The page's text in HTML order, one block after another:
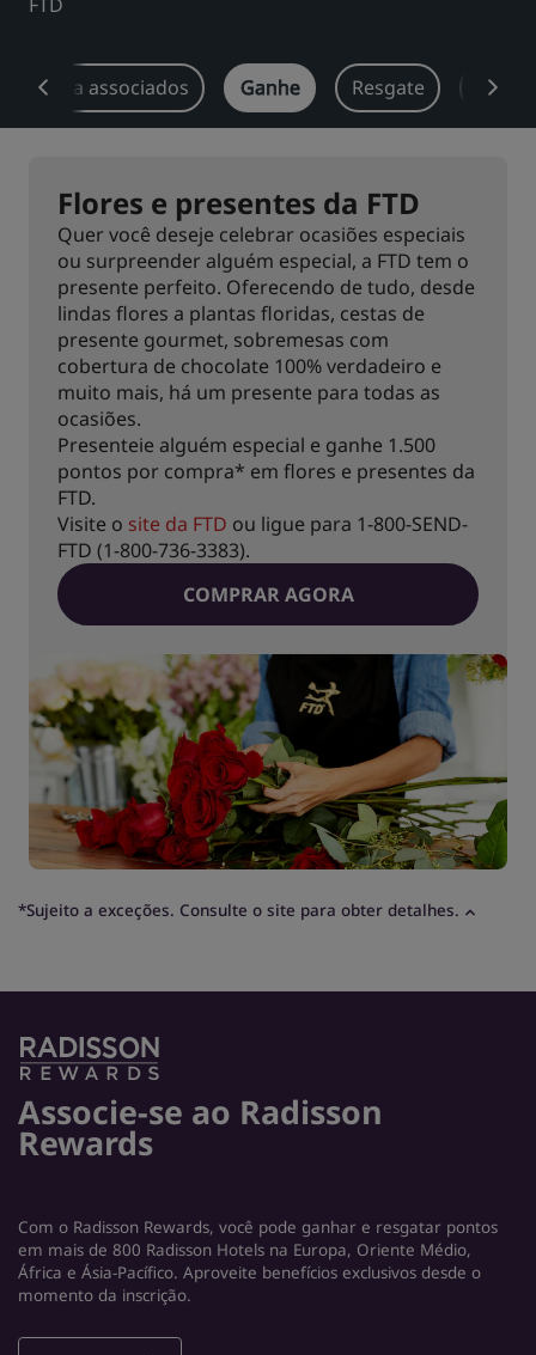
Marcas afiliadas na China
Jin Jiang
Kunlun Golden Tulip
Hotéis no centro da cidade
Acesse nosso blog
para associados Ganhe Resgate
Flores e presentes da FTD
Quer você deseje celebrar ocasiões especiais
ou surpreender alguém especial, a FTD tem o
presente perfeito. Oferecendo de tudo, desde
lindas flores a plantas floridas, cestas de
presente gourmet, sobremesas com
cobertura de chocolate 100% verdadeiro e
muito mais, há um presente para todas as
ocasiões.
Presenteie alguém especial e ganhe 1.500
pontos por compra* em flores e presentes da
FTD.
Visite o site da FTD ou ligue para 1-800-SEND-
FTD (1-800-736-3383).
COMPRAR AGORA
*Sujeito a exceções. Consulte o site para obter detalhes.
Associe-se ao Radisson
Rewards
Com o Radisson Rewards, você pode ganhar e resgatar pontos
em mais de 800 Radisson Hotels na Europa, Oriente Médio,
África e Ásia­-Pacífico. Aproveite benefícios exclusivos desde o
momento da inscrição.